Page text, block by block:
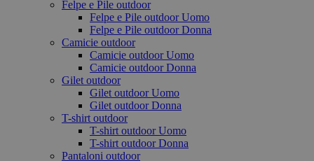
Felpe e Pile outdoor
Felpe e Pile outdoor Uomo
Felpe e Pile outdoor Donna
Camicie outdoor
Camicie outdoor Uomo
Camicie outdoor Donna
Gilet outdoor
Gilet outdoor Uomo
Gilet outdoor Donna
T-shirt outdoor
T-shirt outdoor Uomo
T-shirt outdoor Donna
Pantaloni outdoor